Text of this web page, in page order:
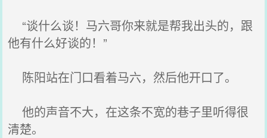
“谈什么谈！马六哥你来就是帮我出头的，跟
他有什么好谈的！”
陈阳站在门口看着马六，然后他开口了。
他的声音不大，在这条不宽的巷子里听得很
清楚。